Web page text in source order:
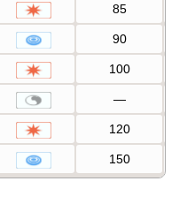
85
90
100
—
120
150